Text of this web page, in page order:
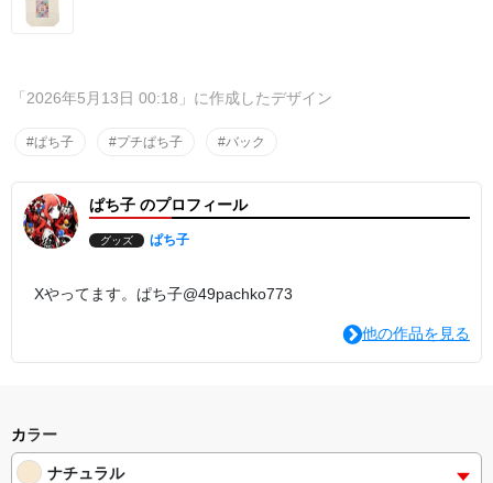
「2026年5月13日 00:18」に作成したデザイン
#ぱち子 #プチぱち子 #バック
ぱち子 のプロフィール
グッズ ぱち子
Xやってます。ぱち子@49pachko773
他の作品を見る
カラー
ナチュラル